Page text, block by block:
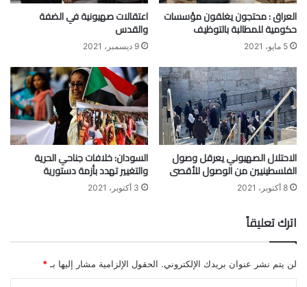
العراق : محتجون يغلقون مؤسسات
حكومية للمطالبة بالتوظيف
5 مايو، 2021
اعتقالات صهيونية في الضفة
والقدس
9 ديسمبر، 2021
الاحتلال الصهيوني يعرقل وصول
الفلسطينيين من الوصول للأقصى
8 أكتوبر، 2021
السودان: خلافات جناحي الحرية
والتغيير تهدد بأزمة دستورية
3 أكتوبر، 2021
اترك تعليقاً
لن يتم نشر عنوان بريدك الإلكتروني. الحقول الإلزامية مشار إليها بـ *